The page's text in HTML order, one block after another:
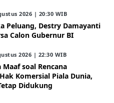
2026 | 20:30 WIB
Peluang, Destry Damayanti
Calon Gubernur BI
2026 | 22:30 WIB
Maaf soal Rencana
Komersial Piala Dunia,
Didukung